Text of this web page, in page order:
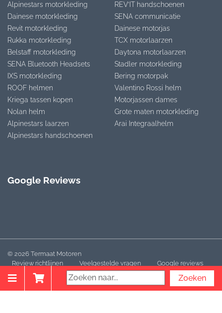
Alpinestars motorkleding
Dainese motorkleding
Revit motorkleding
Rukka motorkleding
Belstaff motorkleding
SENA Bluetooth Headsets
IXS motorkleding
ROOF helmen
Kriega tassen kopen
Nolan helm
Alpinestars laarzen
Alpinestars handschoenen
REV’IT handschoenen
SENA communicatie
Dainese motorjas
TCX motorlaarzen
Daytona motorlaarzen
Stadler motorkleding
Bering motorpak
Valentino Rossi helm
Motorjassen dames
Grote maten motorkleding
Arai Integraalhelm
Google Reviews
© 2026 Termaat Motoren
Review richtlijnen
Veelgestelde vragen Google reviews